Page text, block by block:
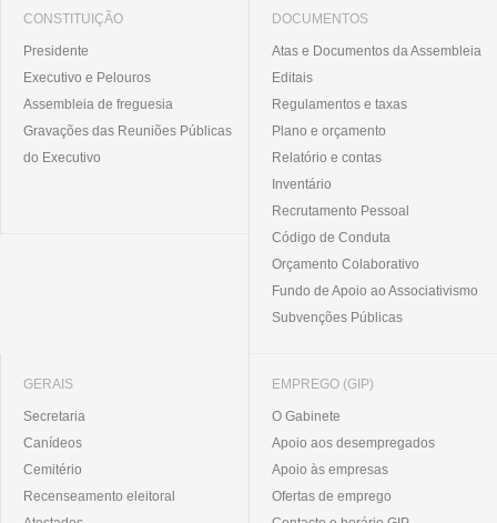
CONSTITUIÇÃO
Presidente
Executivo e Pelouros
Assembleia de freguesia
Gravações das Reuniões Públicas
do Executivo
DOCUMENTOS
Atas e Documentos da Assembleia
Editais
Regulamentos e taxas
Plano e orçamento
Relatório e contas
Inventário
Recrutamento Pessoal
Código de Conduta
Orçamento Colaborativo
Fundo de Apoio ao Associativismo
Subvenções Públicas
GERAIS
Secretaria
Canídeos
Cemitério
Recenseamento eleitoral
EMPREGO (GIP)
O Gabinete
Apoio aos desempregados
Apoio às empresas
Ofertas de emprego